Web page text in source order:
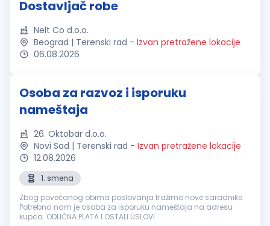
Dostavljač robe
Nelt Co d.o.o.
Beograd | Terenski rad - Izvan pretražene lokacije
06.08.2026
Osoba za razvoz i isporuku
nameštaja
26. Oktobar d.o.o.
Novi Sad | Terenski rad - Izvan pretražene lokacije
12.08.2026
1. smena
Zbog povećanog obima poslovanja tražimo nove saradnike.
Potrebna nam je osoba za isporuku nameštaja na adresu
kupca. ODLIČNA PLATA I OSTALI USLOVI.